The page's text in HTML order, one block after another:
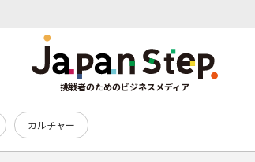
挑戦者のためのビジネスメディア
カルチャー